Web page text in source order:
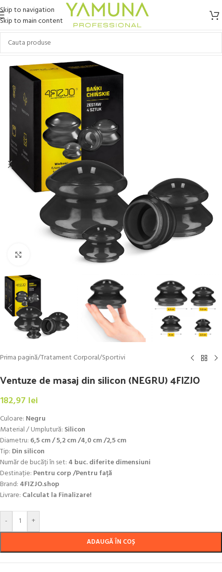
Skip to navigation
Skip to main content
Prima pagină/Tratament Corporal/Sportivi
Ventuze de masaj din silicon (NEGRU) 4FIZJO
182,97 lei
Culoare: Negru
Material / Umplutură: Silicon
Diametru: 6,5 cm / 5,2 cm /4,0 cm /2,5 cm
Tip: Din silicon
Număr de bucăți în set: 4 buc. diferite dimensiuni
Destinație: Pentru corp /Pentru față
Brand: 4FIZJO.shop
Livrare: Calculat la Finalizare!
- +
ADAUGĂ ÎN COȘ